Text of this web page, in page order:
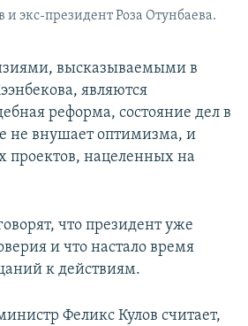
экс-президент Роза Отунбаева.
высказываемыми в
являются
реформа, состояние дел в
не внушает оптимизма, и
проектов, нацеленных на
что президент уже
и что настало время
к действиям.
Феликс Кулов считает,